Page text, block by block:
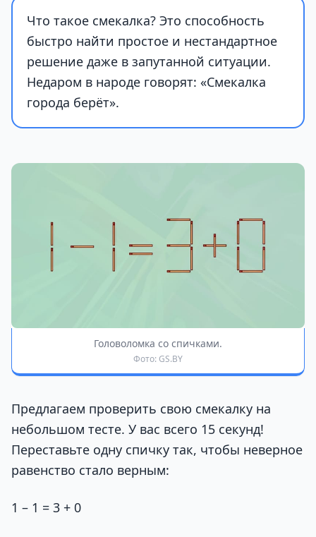
Что такое смекалка? Это способность
быстро найти простое и нестандартное
решение даже в запутанной ситуации.
Недаром в народе говорят: «Смекалка
города берёт».
Головоломка со спичками.
Фото: GS.BY
Предлагаем проверить свою смекалку на
небольшом тесте. У вас всего 15 секунд!
Переставьте одну спичку так, чтобы неверное
равенство стало верным:
1 – 1 = 3 + 0